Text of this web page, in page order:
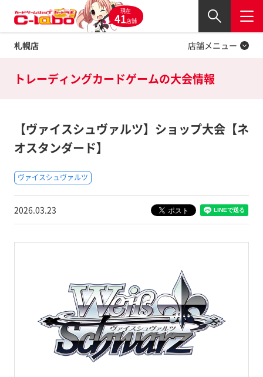
現在
41店舗
札幌店
閉じる
店舗メニュー
Twitter
トレーディングカードゲームの大会情報
【ヴァイスシュヴァルツ】ショップ大会【ネ
オスタンダード】
ヴァイスシュヴァルツ
2026.03.23